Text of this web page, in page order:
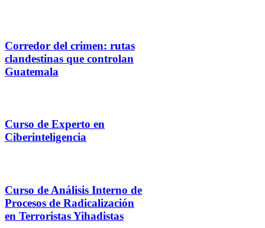
Corredor del crimen: rutas
clandestinas que controlan
Guatemala
Curso de Experto en
Ciberinteligencia
Curso de Análisis Interno de
Procesos de Radicalización
en Terroristas Yihadistas